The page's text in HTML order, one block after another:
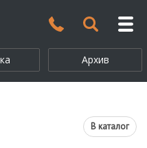
Архив
В каталог